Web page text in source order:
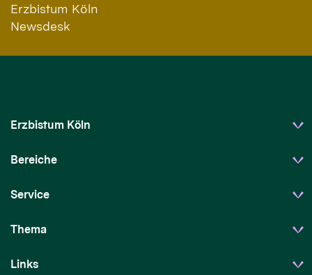
Erzbistum Köln
Newsdesk
Erzbistum Köln
Bereiche
Service
Thema
Links